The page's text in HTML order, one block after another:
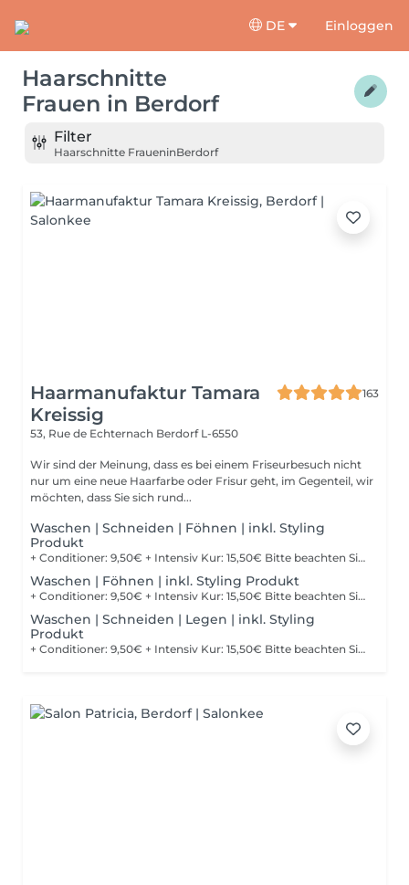
DE Einloggen
Haarschnitte
Frauen in Berdorf
Filter
Haarschnitte FraueninBerdorf
Haarmanufaktur Tamara
Kreissig
163
53, Rue de Echternach Berdorf L-6550
Wir sind der Meinung, dass es bei einem Friseurbesuch nicht
nur um eine neue Haarfarbe oder Frisur geht, im Gegenteil, wir
möchten, dass Sie sich rund...
Waschen | Schneiden | Föhnen | inkl. Styling
Produkt
+ Conditioner: 9,50€ + Intensiv Kur: 15,50€ Bitte beachten Sie, dass bei einer falsch ausgewählten Buchungsoption keine Garantie für die Erbringung der Dienstleistung besteht. Danke für Ihr Verständnis.
Waschen | Föhnen | inkl. Styling Produkt
+ Conditioner: 9,50€ + Intensiv Kur: 15,50€ Bitte beachten Sie, dass bei einer falsch ausgewählten Buchungsoption keine Garantie für die Erbringung der Dienstleistung besteht. Danke für Ihr Verständnis.
Waschen | Schneiden | Legen | inkl. Styling
Produkt
+ Conditioner: 9,50€ + Intensiv Kur: 15,50€ Bitte beachten Sie, dass bei einer falsch ausgewählten Buchungsoption keine Garantie für die Erbringung der Dienstleistung besteht. Danke für Ihr Verständnis.